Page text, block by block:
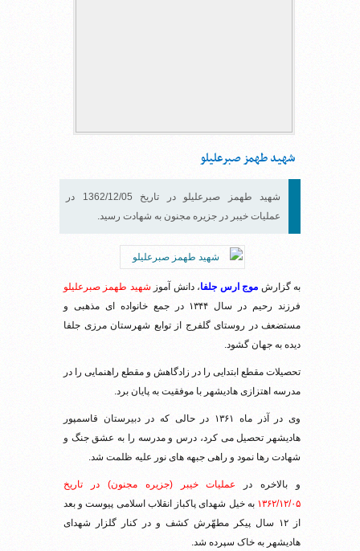
شهید طهمز صبرعلیلو
شهيد طهمز صبرعليلو در تاریخ 1362/12/05 در
عملیات خيبر در جزيره مجنون به شهادت رسید.
به گزارش موج ارس جلفا، دانش آموز شهید طهمز صبرعلیلو
فرزند رحیم در سال ۱۳۴۴ در جمع خانواده ای مذهبی و
مستضعف در روستای گلفرج از توابع شهرستان مرزی جلفا
دیده به جهان گشود.
تحصیلات مقطع ابتدایی را در زادگاهش و مقطع راهنمایی را در
مدرسه اهتزازی هادیشهر با موفقیت به پایان برد.
وی در آذر ماه ۱۳۶۱ در حالی که در دبیرستان قاسمپور
هادیشهر تحصیل می کرد، درس و مدرسه را به عشق جنگ و
شهادت رها نمود و راهی جبهه های نور علیه ظلمت شد.
و بالاخره در عملیات خیبر (جزیره مجنون) در تاریخ
۱۳۶۲/۱۲/۰۵ به خیل شهدای پاکباز انقلاب اسلامی پیوست و بعد
از ۱۲ سال پیکر مطهّرش کشف و در کنار گلزار شهدای
هادیشهر به خاک سپرده شد.